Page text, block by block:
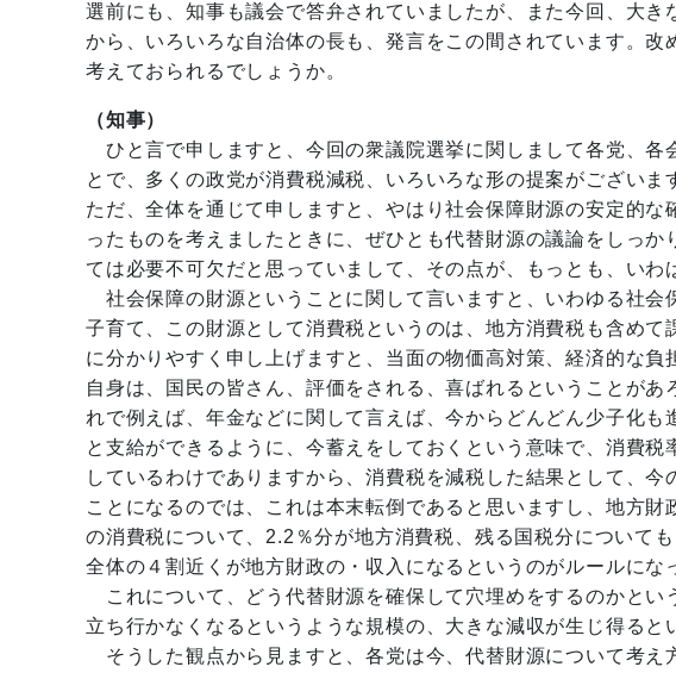
選前にも、知事も議会で答弁されていましたが、また今回、大
から、いろいろな自治体の長も、発言をこの間されています。
考えておられるでしょうか。
（知事）
ひと言で申しますと、今回の衆議院選挙に関しまして各党、各
とで、多くの政党が消費税減税、いろいろな形の提案がございま
ただ、全体を通じて申しますと、やはり社会保障財源の安定的
ったものを考えましたときに、ぜひとも代替財源の議論をしっ
ては必要不可欠だと思っていまして、その点が、もっとも、いわ
社会保障の財源ということに関して言いますと、いわゆる社会
子育て、この財源として消費税というのは、地方消費税も含め
に分かりやすく申し上げますと、当面の物価高対策、経済的な
自身は、国民の皆さん、評価をされる、喜ばれるということが
れで例えば、年金などに関して言えば、今からどんどん少子化
と支給ができるように、今蓄えをしておくという意味で、消費
しているわけでありますから、消費税を減税した結果として、
ことになるのでは、これは本末転倒であると思いますし、地方
の消費税について、2.2％分が地方消費税、残る国税分について
全体の４割近くが地方財政の・収入になるというのがルールにな
これについて、どう代替財源を確保して穴埋めをするのかとい
立ち行かなくなるというような規模の、大きな減収が生じ得ると
そうした観点から見ますと、各党は今、代替財源について考え